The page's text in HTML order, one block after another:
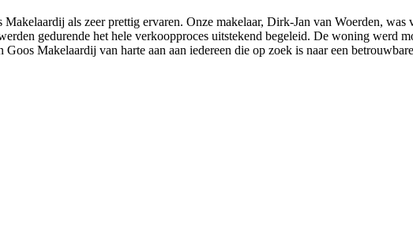
als zeer prettig ervaren. Onze makelaar, Dirk-Jan van Woerden, was
gedurende het hele verkoopproces uitstekend begeleid. De woning werd
Makelaardij van harte aan aan iedereen die op zoek is naar een